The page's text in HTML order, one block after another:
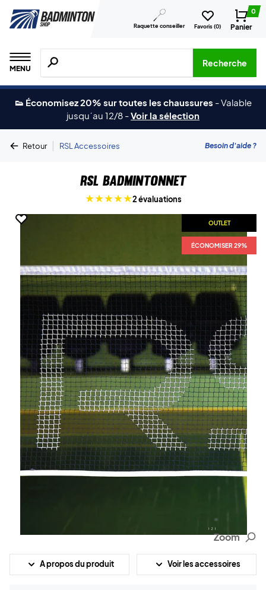
Raquette conseiller Favoris (0)
0
Panier
MENU
Recherche de produits, de marques, etc.
Recherche
👟 Économisez 20% sur toutes les chaussures -Valable
jusqu´au 12/8 -Voir la sélection
Retour | RSL Accessoires Besoin d'aide ?
RSL Badmintonnet
2 évaluations
OUTLET
ÉCONOMISER 29%
Zoom
A propos du produit Voir les accessoires